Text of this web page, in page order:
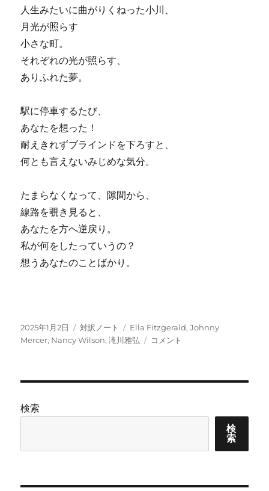
人生みたいに曲がりくねった小川、
月光が照らす
小さな町。
それぞれの光が照らす、
ありふれた夢。
駅に停車するたび、
あなたを想った！
耐えきれずブラインドを下ろすと、
何とも言えないみじめな気分。
たまらなくなって、隙間から、
線路を覗き見ると、
あなたを方へ逆戻り。
私が何をしたっていうの？
想うあなたのことばかり。
投
稿
2025年1月2日
カ
テ
対訳ノート
タ
グ
Ella Fitzgerald,Johnny
Mercer, Nancy Wilson,滝川雅弘
2025
対
ー
コメント
検索
検
索